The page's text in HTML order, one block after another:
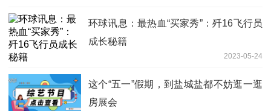
环球讯息：最热血“买家秀”：歼16飞行员
成长秘籍
2023-05-24
这个“五一”假期，到盐城盐都不妨逛一逛
房展会